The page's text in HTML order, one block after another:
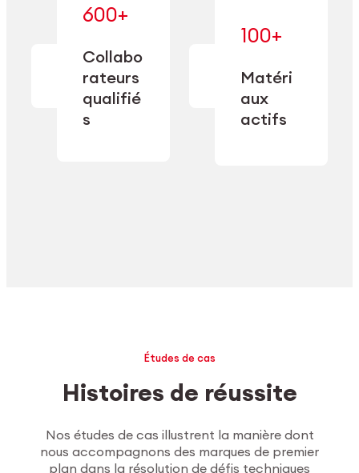
600+
Collabo
rateurs
qualifié
s
expertise
transformée
performance
100+
Matéri
aux
actifs
— maîtrisés
et adaptés
exigences
de chaque
secteur.
Études de cas
Histoires de réussite
Nos études de cas illustrent la manière dont
nous accompagnons des marques de premier
plan dans la résolution de défis techniques